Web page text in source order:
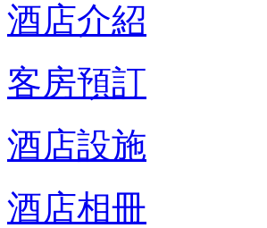
酒店介紹
客房預訂
酒店設施
酒店相冊